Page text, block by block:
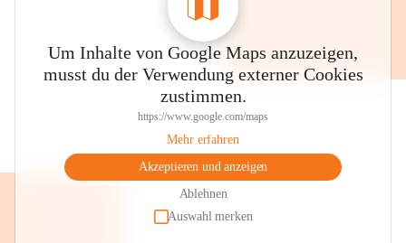
Um Inhalte von Google Maps anzuzeigen,
musst du der Verwendung externer Cookies
zustimmen.
https://www.google.com/maps
Mehr erfahren
Akzeptieren und anzeigen
Ablehnen
Auswahl merken